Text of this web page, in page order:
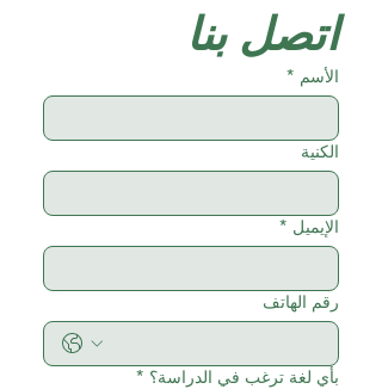
اتصل بنا
الأسم *
الكنية
الإيميل *
رقم الهاتف
بأي لغة ترغب في الدراسة؟ *